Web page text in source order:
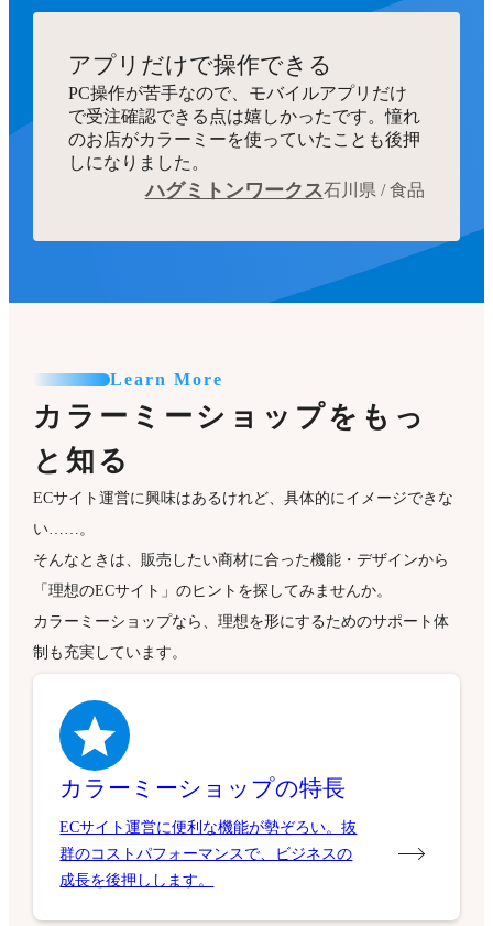
アプリだけで操作できる
PC操作が苦手なので、モバイルアプリだけ
で受注確認できる点は嬉しかったです。憧れ
のお店がカラーミーを使っていたことも後押
しになりました。
ハグミトンワークス石川県 / 食品
Learn More
カラーミーショップをもっ
と知る
ECサイト運営に興味はあるけれど、具体的にイメージできな
い……。
そんなときは、販売したい商材に合った機能・デザインから
「理想のECサイト」のヒントを探してみませんか。
カラーミーショップなら、理想を形にするためのサポート体
制も充実しています。
カラーミーショップの特長
ECサイト運営に便利な機能が勢ぞろい。抜
群のコストパフォーマンスで、ビジネスの
成長を後押しします。